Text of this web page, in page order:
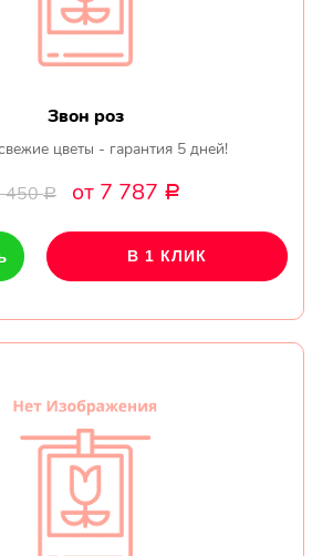
Звон роз
цветы - гарантия 5 дней!
450Р от 7 787 Р
В 1 КЛИК